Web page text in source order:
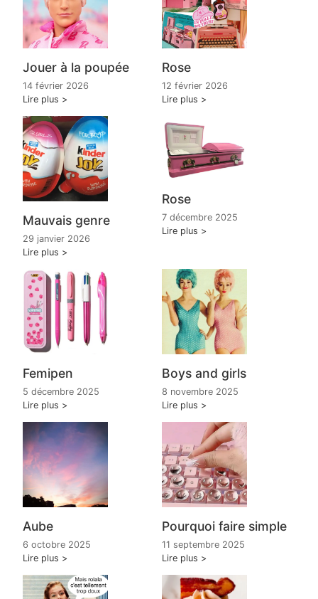
Jouer à la poupée
14 février 2026
Lire plus
Rose
12 février 2026
Lire plus
Mauvais genre
29 janvier 2026
Lire plus
Rose
7 décembre 2025
Lire plus
Femipen
5 décembre 2025
Lire plus
Boys and girls
8 novembre 2025
Lire plus
Aube
6 octobre 2025
Lire plus
Pourquoi faire simple
11 septembre 2025
Lire plus